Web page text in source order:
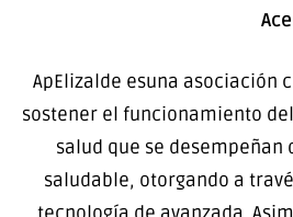
ApElizalde esuna asociación
sostener el funcionamiento
salud que se
saludable, otorgando a